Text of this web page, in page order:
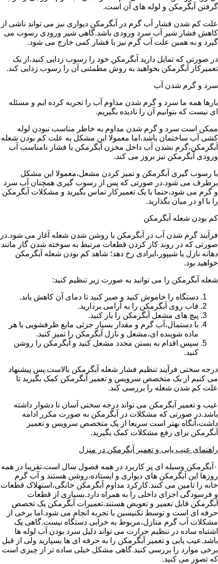
گرفتن آبگرمکن و لوله های آن است.
علت کم شدن فشار آب گرم در آبگرمکن دیواری نیز می تواند ناشی از
کاهش فشار شیر آب سرد ورودی باشد.گاهی شیر ورودی رسوب می
گیرد و به همین علت آب گرم نیز با فشار کمی خارج می شود.
در صورتی که تمایل دارید آبگرمکن خود را رسوب زدایی کنید،از یک
تعمیرکار آبگرمکن بخواهید به روش مطمئنی آن را رسوب زدایی کند.
سرد و گرم شدن آب
بارها همه ما سرد و گرم شدن مداوم آب را تجربه کرده ایم و مسئله
ای نیست که بتوانیم آن را نادیده بگیریم.
ممکن است سرد و گرم شدن مداوم به خاطر مناسب نبودن لوله
کشی آب ساختمان باشد،اما معمولا این مشکل به علت کم بودن شعله
آبگرمکن،گرم نشدن آب داخل مخزن آبگرمکن یا فشار نامناسب آب
ورودی آبگرمکن نیز بروز می کند.
با رسوب گیری آبگرمکن و تمیز کردن مشعل،معمولا این مشکل
برطرف می شود.در صورتی که پس از رسوب گیری همچنان آب سرد
و گرم می شود،حتما با یک تعمیرکار تماس بگیرید و مشکلات آبگرمکن
را با او در میان بگذارید.
کم بودن شعله آبگرمکن
فرآیند گرم شدن آب در آبگرمکن با روشن شدن شعله آغاز می شود.در
صورتی که در روند کار کردن قطعات مرتبط به سوخته شدن گاز مانند
دهانه نازل یا شیپور،ایرادی رخ دهد؛ شاهد کم بودن شعله آبگرمکن
خواهید بود.
شعله آبگرمکن را می توانید به صورت زیر تنظیم کنید:
دستگاه را خاموش کنید و صبر کنید تا دمای آن کاهش یابد.
قاب روی آبگرمکن را به آرامی بردارید.
پیچ های مشعل آبگرمکن را باز کنید.
با دستمال،آب گرم و مقدار بسیار جزئی مایع ظرفشویی یا هر
ماده شوینده ای،مشعل و نازل آبگرمکن را تمیز کنید.
سپس اقدام به بستن مجدد مشعل کنید و آبگرمکن را روشن
کنید.
درجه سختی فرآیند تنظیم فشار شعله آبگرمکن بالاست.پس پیشنهاد
می کنیم از یک متخصص سرویس و تعمیر آبگرمکن کمک بگیرید تا
علت کم شدن شعله را بررسی کند.
عیب و تعمیر آبگرمکن می تواند درجه سختی آسان تا دشوار داشته
باشد.در صورتی که مشکلات در آبگرمکن به صورت مکرر ادامه
داشت،آنگاه بهتر است سریعا از یک متخصص سرویس و تعمیر
آبگرمکن برای رفع مشکلات کمک بگیرید.
راهنمای عیب یابی و تعمیر آبگرمکن در منزل
۰آبگرمکن وسیله ای پر کاربرد در همه فصول سال است.تقریبا در همه
روزها این آبگرمکن های دیواری و ایستاده،روشن هستند و آب گرم
خانه را تامین می کنند.کارکرد مداوم آبگرمکن خانگی،استهلاک قطعات
و فرسودگی اجزای داخلی را به همراه دارد.بسیاری از قطعات
آبگرمکن قابل تعمیر و تعویض هستند.تعمیرات آبگرمکن یک تخصص
حرفه ای است و توسط تکنیسین با تجربه انجام می شود.اما برخی از
مشکلات آب گرم منازل،مربوط به خرابی دستگاه نیست.گاهی یک
اشتباه ساده در تنظیم حرارت می تواند دلیل سرد بودن آب لوله ها
باشد.عیب یابی و تعمیر آبگرمکن را به حرفه ای ها بسپارید ولی از قبل
برخی موارد را بررسی کنید.گاهی مشکل خیلی ساده تر از چیزی است
که تصور می کنید.